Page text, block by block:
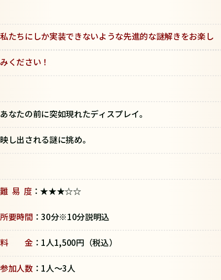
私たちにしか実装できないような先進的な謎解きをお楽し
みください！
あなたの前に突如現れたディスプレイ。
映し出される謎に挑め。
難 易 度：★★★☆☆
所要時間 ：30分※10分説明込
料 金 ：1人1,500円（税込）
参加人数 ：1人～3人